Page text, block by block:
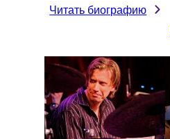
Читать биографию